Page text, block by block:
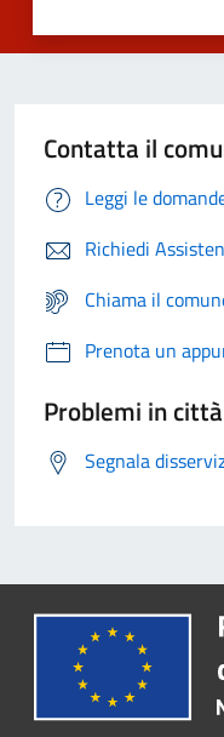
Contatta il
Leggi le
Richiedi
Chiama il
Prenota un
Problemi in città
Segnala